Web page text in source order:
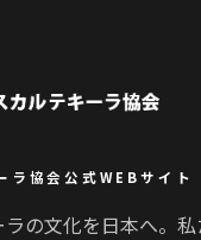
ラ協会公式WEBサイト
ラの文化を日本へ。